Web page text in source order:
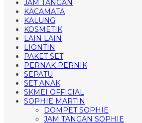
JAM TANGAN
KACAMATA
KALUNG
KOSMETIK
LAIN LAIN
LIONTIN
PAKET SET
PERNAK PERNIK
SEPATU
SET ANAK
SKMEI OFFICIAL
SOPHIE MARTIN
DOMPET SOPHIE
JAM TANGAN SOPHIE